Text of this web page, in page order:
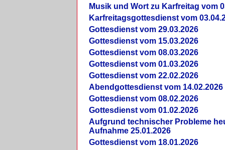
Musik und Wort zu Karfreitag vom
Karfreitagsgottesdienst vom
Gottesdienst vom 29.03.2026
Gottesdienst vom 15.03.2026
Gottesdienst vom 08.03.2026
Gottesdienst vom 01.03.2026
Gottesdienst vom 22.02.2026
Abendgottesdienst vom 14.02.2026
Gottesdienst vom 08.02.2026
Gottesdienst vom 01.02.2026
Aufgrund technischer Probleme
Aufnahme 25.01.2026
Gottesdienst vom 18.01.2026